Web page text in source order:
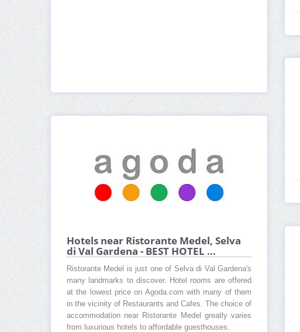
Hotels near Ristorante Medel, Selva
di Val Gardena - BEST HOTEL ...
Ristorante Medel is just one of Selva di Val Gardena's
many landmarks to discover. Hotel rooms are offered
at the lowest price on Agoda.com with many of them
in the vicinity of Restaurants and Cafes. The choice of
accommodation near Ristorante Medel greatly varies
from luxurious hotels to affordable guesthouses.